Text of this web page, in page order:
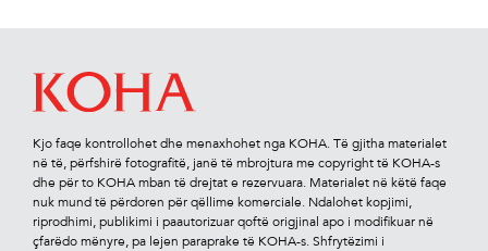
Kjo faqe kontrollohet dhe menaxhohet nga KOHA. Të gjitha materialet
në të, përfshirë fotograﬁtë, janë të mbrojtura me copyright të KOHA-s
dhe për to KOHA mban të drejtat e rezervuara. Materialet në këtë faqe
nuk mund të përdoren për qëllime komerciale. Ndalohet kopjimi,
riprodhimi, publikimi i paautorizuar qoftë origjinal apo i modiﬁkuar në
çfarëdo mënyre, pa lejen paraprake të KOHA-s. Shfrytëzimi i